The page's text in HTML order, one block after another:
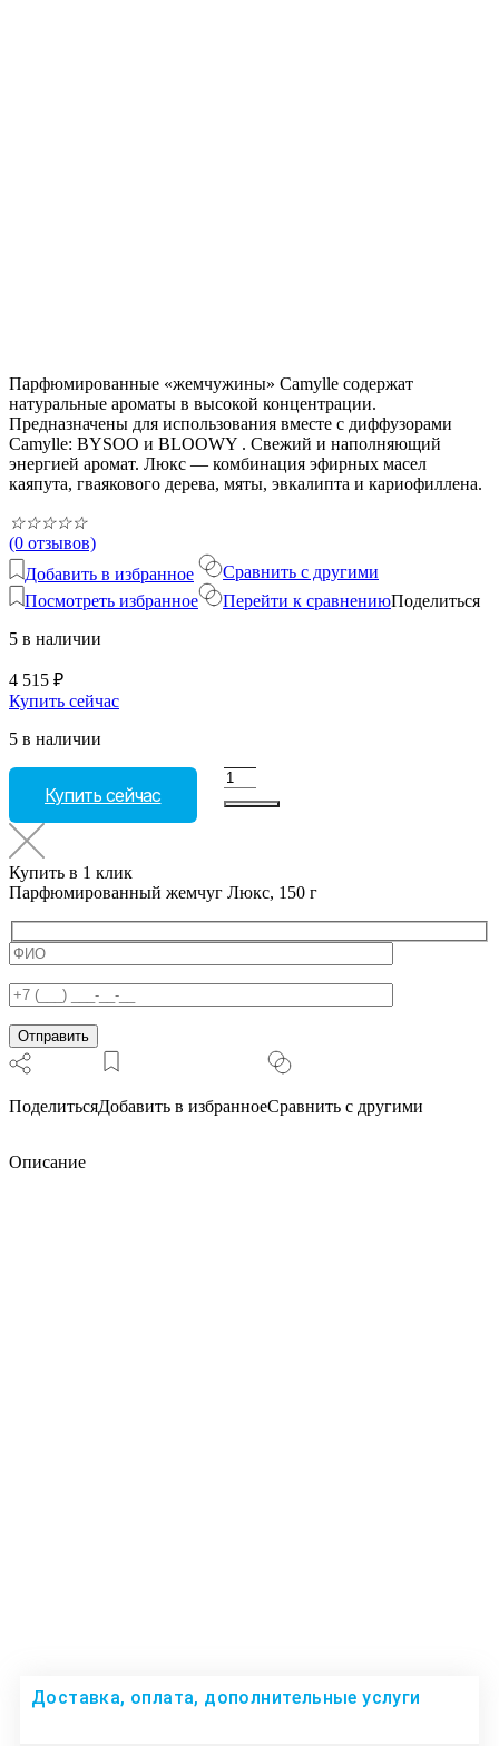
Парфюмированные «жемчужины» Camylle содержат
натуральные ароматы в высокой концентрации.
Предназначены для использования вместе с диффузорами
Camylle: BYSOO и BLOOWY . Свежий и наполняющий
энергией аромат. Люкс — комбинация эфирных масел
каяпута, гваякового дерева, мяты, эвкалипта и кариофиллена.
☆☆☆☆☆
(0 отзывов)
Добавить в избранное
Посмотреть избранное
Сравнить с другими
Перейти к сравнениюПоделиться
5 в наличии
4 515 ₽
Купить сейчас
5 в наличии
Купить сейчас
Количество
г
Купить в 1 клик
Парфюмированный жемчуг Люкс, 150 г
ПоделитьсяДобавить в избранноеСравнить с другими
Описание
Доставка, оплата, дополнительные услуги